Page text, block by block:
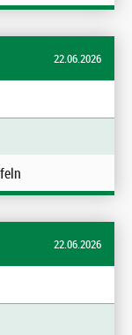
22.06.2026
22.06.2026